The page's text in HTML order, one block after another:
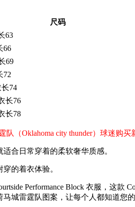
尺码
63
66
69
72
74
长76
长78
（Oklahoma city thunder）球迷购
合日常穿着的柔软奢华质感。
的着衣体验。
Performance Block 衣服，这款
城雷霆队图案，让每个人都知道您